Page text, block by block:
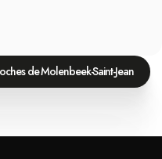
de Molenbeek-Saint-Jean